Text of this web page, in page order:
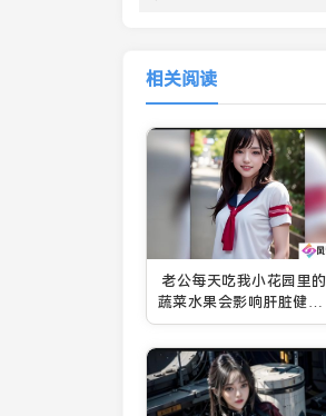
相关阅读
老公每天吃我小花园里的
蔬菜水果会影响肝脏健康
吗？如何确保食物安全？